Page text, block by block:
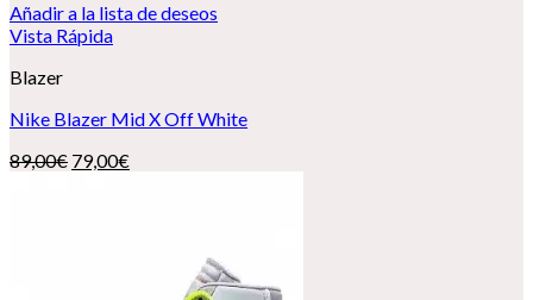
Añadir a la lista de deseos
Vista Rápida
Blazer
Nike Blazer Mid X Off White
89,00€ El
79,00€